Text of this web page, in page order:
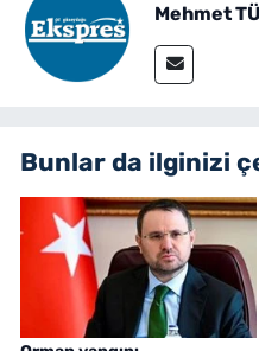
Mehmet
Bunlar da ilginizi